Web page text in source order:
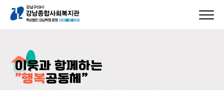
이웃과 함께하는
”행복공동체”